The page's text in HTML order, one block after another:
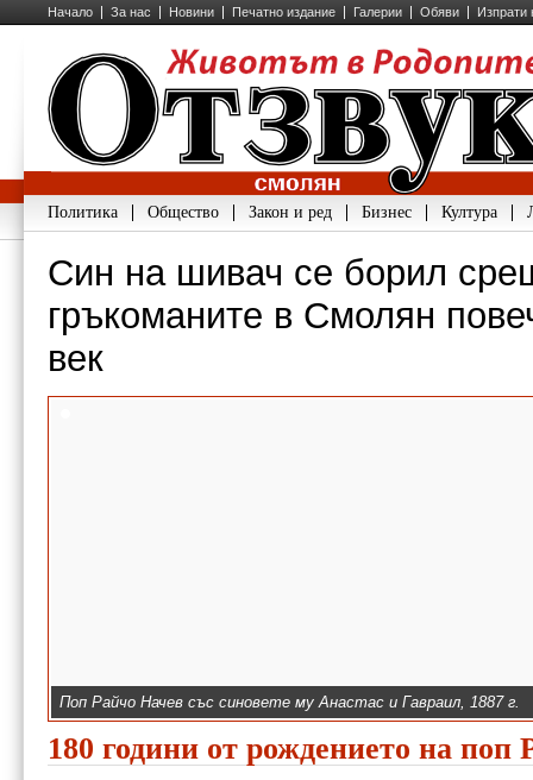
Начало За нас Новини Печатно издание Галерии Обяви Изпрати
Политика Общество Закон и ред Бизнес Култура
Син на шивач се борил
гръкоманите в Смолян
век
Поп Райчо Начев със синовете му Анастас и Гавраил, 1887 г.
180 години от рождението на поп